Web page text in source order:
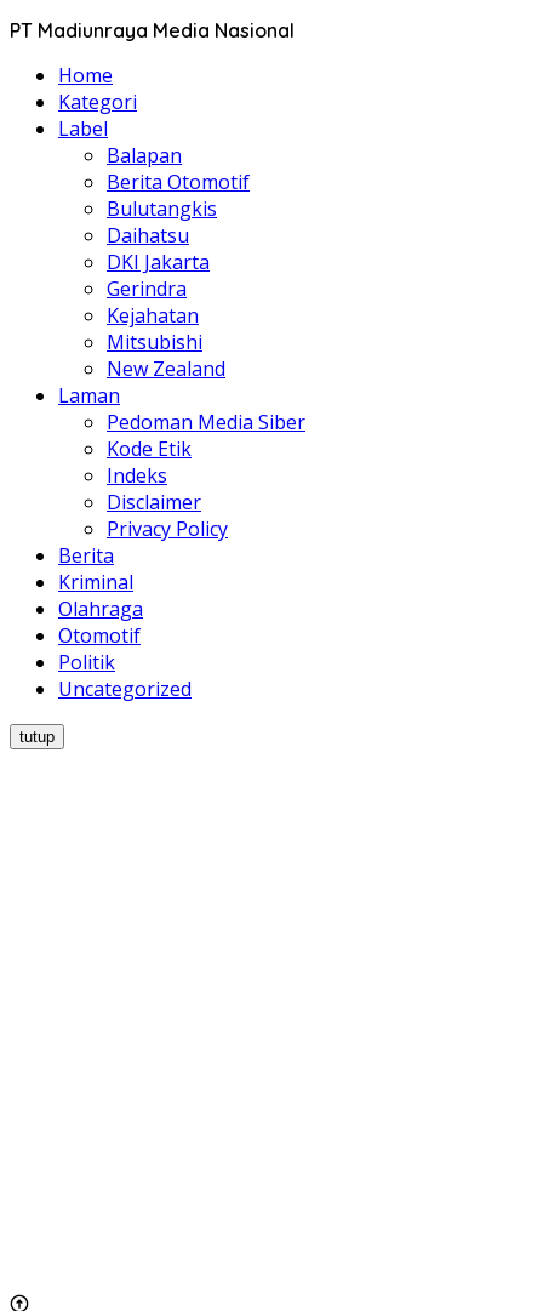
PT Madiunraya Media Nasional
Home
Kategori
Label
Balapan
Berita Otomotif
Bulutangkis
Daihatsu
DKI Jakarta
Gerindra
Kejahatan
Mitsubishi
New Zealand
Laman
Pedoman Media Siber
Kode Etik
Indeks
Disclaimer
Privacy Policy
Berita
Kriminal
Olahraga
Otomotif
Politik
Uncategorized
tutup